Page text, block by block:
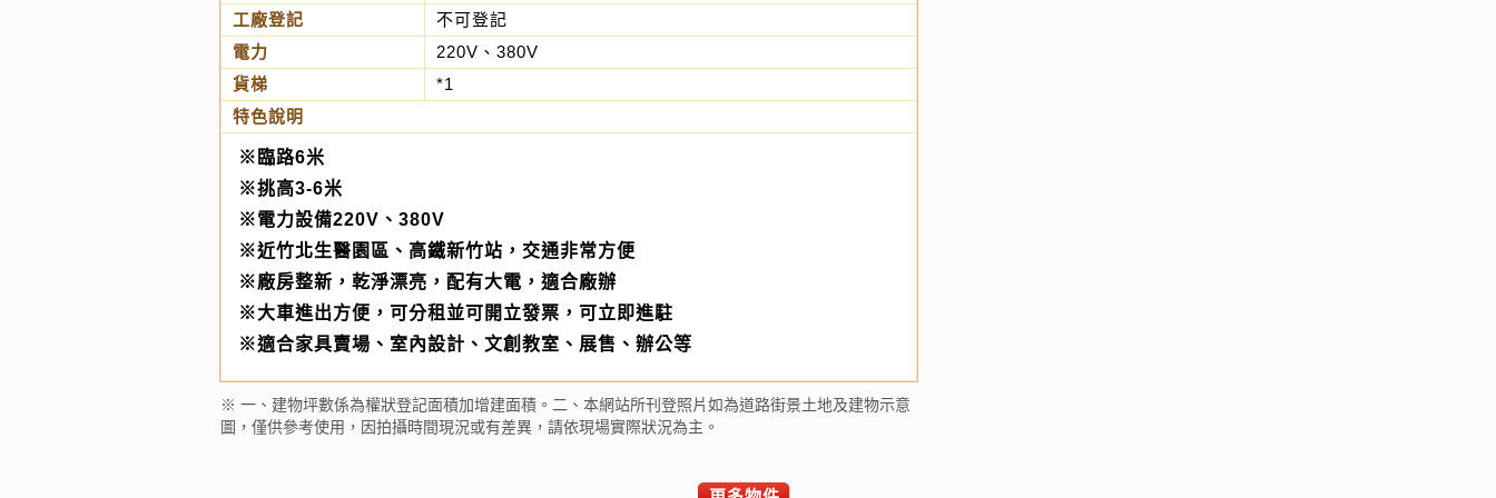
工廠登記
不可登記
電力
220V、380V
貨梯
*1
特色說明
※臨路6米
※挑高3-6米
※電力設備220V、380V
※近竹北生醫園區、高鐵新竹站，交通非常方便
※廠房整新，乾淨漂亮，配有大電，適合廠辦
※大車進出方便，可分租並可開立發票，可立即進駐
※適合家具賣場、室內設計、文創教室、展售、辦公等
※ 一、建物坪數係為權狀登記面積加增建面積。二、本網站所刊登照片如為道路街景土地及建物示意
圖，僅供參考使用，因拍攝時間現況或有差異，請依現場實際狀況為主。